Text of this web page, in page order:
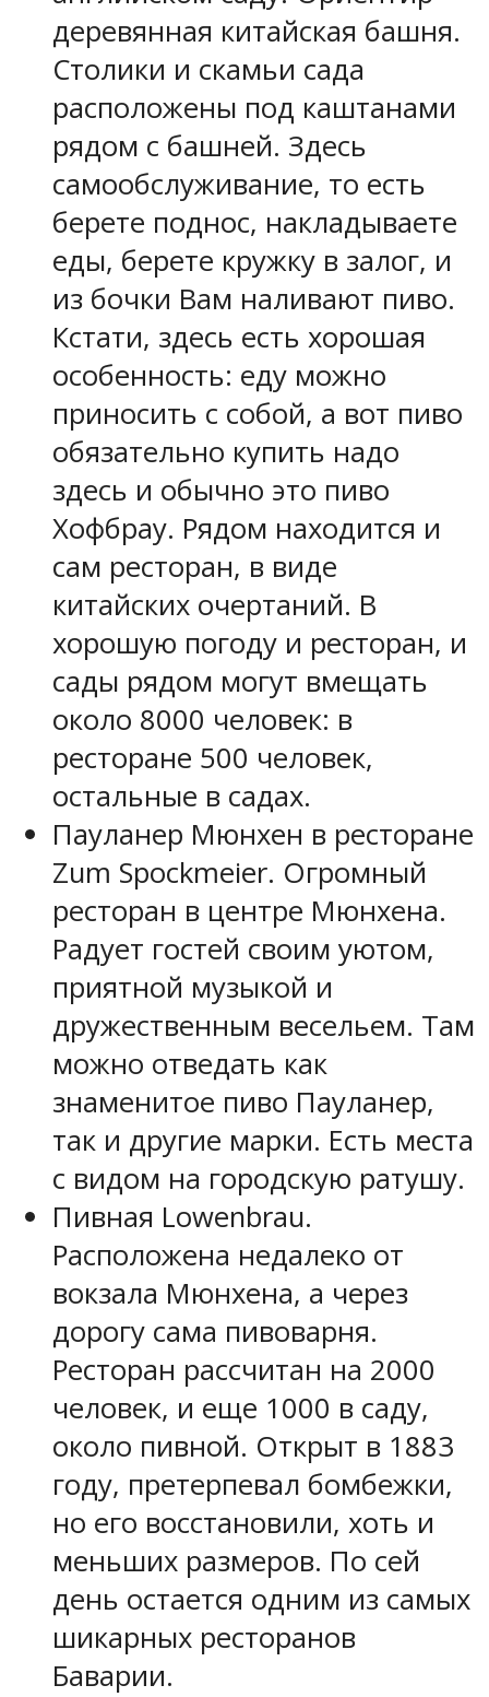
деревянная китайская башня.
Столики и скамьи сада
расположены под каштанами
рядом с башней. Здесь
самообслуживание, то есть
берете поднос, накладываете
еды, берете кружку в залог, и
из бочки Вам наливают пиво.
Кстати, здесь есть хорошая
особенность: еду можно
приносить с собой, а вот пиво
обязательно купить надо
здесь и обычно это пиво
Хофбрау. Рядом находится и
сам ресторан, в виде
китайских очертаний. В
хорошую погоду и ресторан, и
сады рядом могут вмещать
около 8000 человек: в
ресторане 500 человек,
остальные в садах.
Пауланер Мюнхен в ресторане
Zum Spockmeier. Огромный
ресторан в центре Мюнхена.
Радует гостей своим уютом,
приятной музыкой и
дружественным весельем. Там
можно отведать как
знаменитое пиво Пауланер,
так и другие марки. Есть места
с видом на городскую ратушу.
Пивная Lowenbrau.
Расположена недалеко от
вокзала Мюнхена, а через
дорогу сама пивоварня.
Ресторан рассчитан на 2000
человек, и еще 1000 в саду,
около пивной. Открыт в 1883
году, претерпевал бомбежки,
но его восстановили, хоть и
меньших размеров. По сей
день остается одним из самых
шикарных ресторанов
Баварии.